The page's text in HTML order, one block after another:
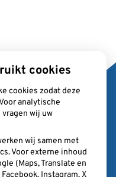
cookies
cookies zodat deze
analytische
wij uw
wij samen met
Voor externe inhoud
(Maps, Translate en
Instagram, X